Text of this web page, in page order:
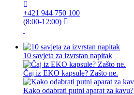
+421 944 750 100
(8:00-12:00)
10 savjeta za izvrstan napitak
Čaj iz EKO kapsule? Zašto ne.
Kako odabrati putni aparat za kavu?